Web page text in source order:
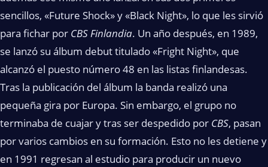
sencillos, «Future Shock» y «Black Night», lo que les sirvió
para fichar por CBS Finlandia. Un año después, en 1989,
se lanzó su álbum debut titulado «Fright Night», que
alcanzó el puesto número 48 en las listas finlandesas.
Tras la publicación del álbum la banda realizó una
pequeña gira por Europa. Sin embargo, el grupo no
terminaba de cuajar y tras ser despedido por CBS, pasan
por varios cambios en su formación. Esto no les detiene y
en 1991 regresan al estudio para producir un nuevo